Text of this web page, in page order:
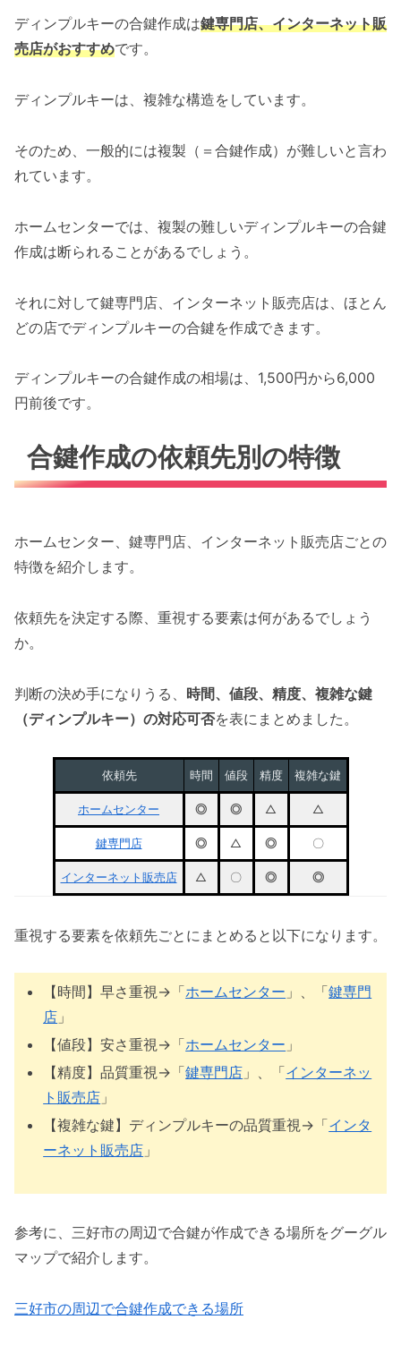
ディンプルキーの合鍵作成は鍵専門店、インターネット販
売店がおすすめです。
ディンプルキーは、複雑な構造をしています。
そのため、一般的には複製（＝合鍵作成）が難しいと言わ
れています。
ホームセンターでは、複製の難しいディンプルキーの合鍵
作成は断られることがあるでしょう。
それに対して鍵専門店、インターネット販売店は、ほとん
どの店でディンプルキーの合鍵を作成できます。
ディンプルキーの合鍵作成の相場は、1,500円から6,000
円前後です。
合鍵作成の依頼先別の特徴
ホームセンター、鍵専門店、インターネット販売店ごとの
特徴を紹介します。
依頼先を決定する際、重視する要素は何があるでしょう
か。
判断の決め手になりうる、 時間、値段、精度、複雑な鍵
（ディンプルキー）の対応可否を表にまとめました。
依頼先 時間 値段 精度 複雑な鍵
ホームセンター ◎ ◎ △ △
鍵専門店 ◎ △ ◎ 〇
インターネット販売店 △ 〇 ◎ ◎
重視する要素を依頼先ごとにまとめると以下になります。
【時間】早さ重視→「ホームセンター 」、「鍵専門
店 」
【値段】安さ重視→「ホームセンター 」
【精度】品質重視→「鍵専門店 」、「インターネッ
ト販売店 」
【複雑な鍵】ディンプルキーの品質重視→「インタ
ーネット販売店 」
参考に、三好市の周辺で合鍵が作成できる場所をグーグル
マップで紹介します。
三好市の周辺で合鍵作成できる場所